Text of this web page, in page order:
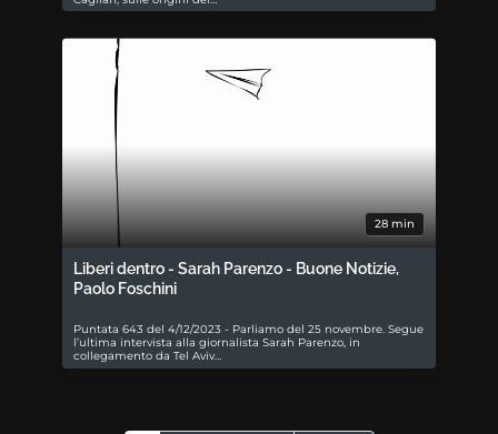
28 min
Liberi dentro - Sarah Parenzo - Buone Notizie,
Paolo Foschini
Puntata 643 del 4/12/2023 - Parliamo del 25 novembre. Segue
l’ultima intervista alla giornalista Sarah Parenzo, in
collegamento da Tel Aviv…
Paginazione